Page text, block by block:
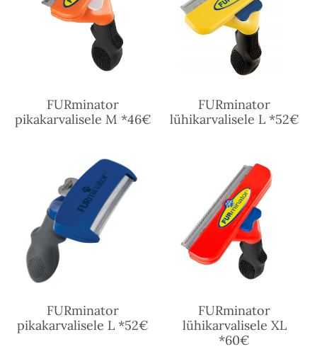
FURminator
pikakarvalisele M *46€
FURminator
lühikarvalisele L *52€
FURminator
pikakarvalisele L *52€
FURminator
lühikarvalisele XL
*60€